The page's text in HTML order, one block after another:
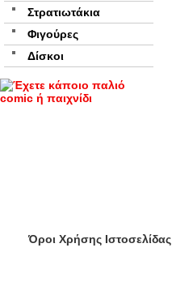
Στρατιωτάκια
Φιγούρες
Δίσκοι
Όροι Χρήσης Ιστοσελίδας